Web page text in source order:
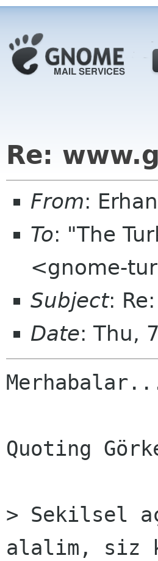
Re:
From:
To: "The
<gnome-
Subject:
Date: Thu,
Quoting
> Sekilsel
alalim, siz